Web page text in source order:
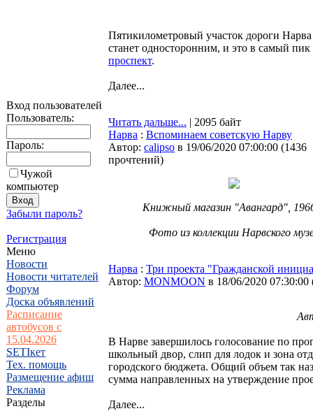
Вход пользователей
Пользователь:
Пароль:
Чужой
компьютер
Забыли пароль?
Регистрация
Меню
Новости
Новости читателей
Форум
Доска объявлений
Расписание
автобусов с
15.04.2026
SETIкет
Тех. помощь
Размещение афиш
Реклама
Разделы
Пятикилометровый участок дороги
станет односторонним, и это в самый
проспект.
Далее...
Читать дальше... | 2095 байт
Нарва : Вспоминаем советскую Нарву
Автор: calipso в 19/06/2020 07:00:00 (1436
прочтений)
Книжный магазин "Авангард",
Фото из коллекции Нарвского
Нарва : Три проекта "Гражданской
Автор: MONMOON в 18/06/2020 07:30:00
В Нарве завершилось голосование по
школьный двор, слип для лодок и зона
городского бюджета. Общий объем так
сумма направленных на утверждение
Далее...